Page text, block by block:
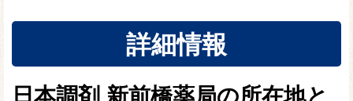
詳細情報
日本調剤 新前橋薬局の所在地と